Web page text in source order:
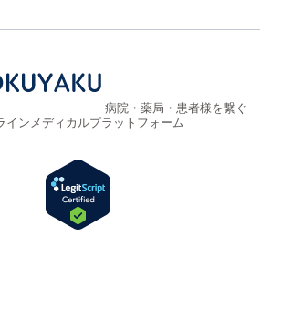
病院・薬局・患者様を繋ぐ
インメディカルプラットフォーム